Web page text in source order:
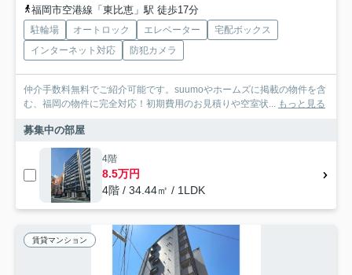
福岡市空港線「東比恵」駅 徒歩17分
駐輪場 オートロック エレベーター
宅配ボックス
インターネット対応
防犯カメラ
仲介手数料無料でご紹介可能です。suumoやホームズに掲載の物件を含
む、福岡の物件に完全対応！初期費用のお見積りや空室状... もっと見る
募集中の部屋
4階
8.5万円
4階 / 34.44㎡ / 1LDK
賃貸マンション